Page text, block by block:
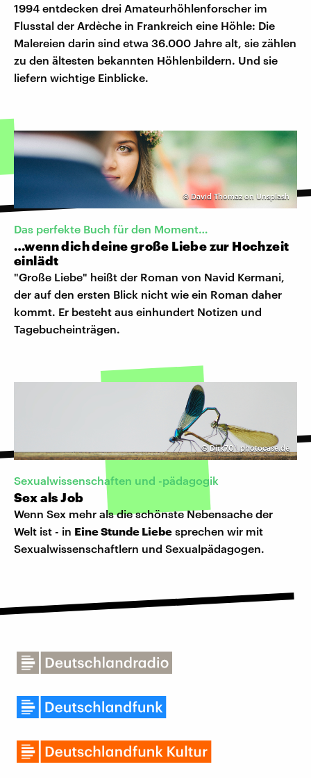
1994 entdecken drei Amateurhöhlenforscher im
Flusstal der Ardèche in Frankreich eine Höhle: Die
Malereien darin sind etwa 36.000 Jahre alt, sie zählen
zu den ältesten bekannten Höhlenbildern. Und sie
liefern wichtige Einblicke.
© David Thomaz on Unsplash
Das perfekte Buch für den Moment…
…wenn dich deine große Liebe zur Hochzeit
einlädt
"Große Liebe" heißt der Roman von Navid Kermani,
der auf den ersten Blick nicht wie ein Roman daher
kommt. Er besteht aus einhundert Notizen und
Tagebucheinträgen.
©Dirk70 | photocase.de
Sexualwissenschaften und -pädagogik
Sex als Job
Wenn Sex mehr als die schönste Nebensache der
Welt ist - in Eine Stunde Liebe sprechen wir mit
Sexualwissenschaftlern und Sexualpädagogen.